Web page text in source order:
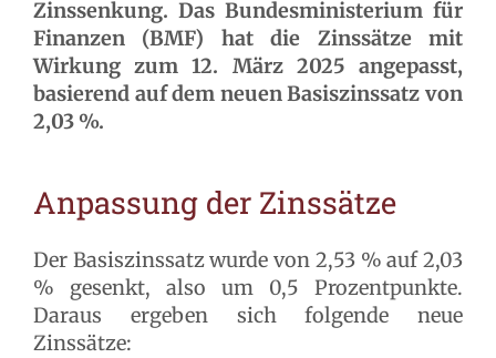
Zinssenkung. Das Bundesministerium für
Finanzen (BMF) hat die Zinssätze mit
Wirkung zum 12. März 2025 angepasst,
basierend auf dem neuen Basiszinssatz von
2,03 %.
Anpassung der Zinssätze
Der Basiszinssatz wurde von 2,53 % auf 2,03
% gesenkt, also um 0,5 Prozentpunkte.
Daraus ergeben sich folgende neue
Zinssätze: